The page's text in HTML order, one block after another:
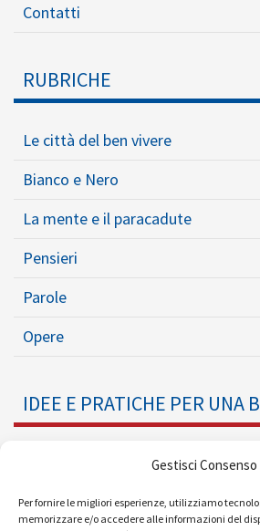
Gestisci Consenso
Per fornire le migliori esperienze, utilizziamo
memorizzare e/o accedere alle informazioni del
Contatti
RUBRICHE
Le città del ben vivere
Bianco e Nero
La mente e il paracadute
Pensieri
Parole
Opere
IDEE E PRATICHE PER UNA
Formazione Politica